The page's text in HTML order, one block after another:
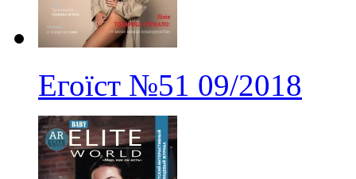
Егоїст №51 09/2018